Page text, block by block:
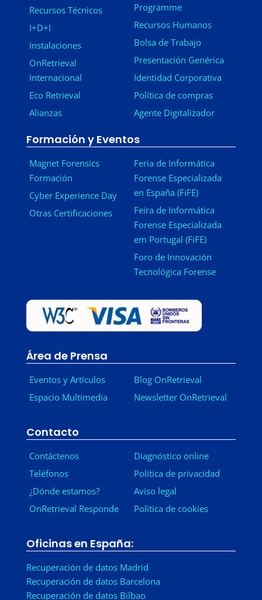
Recursos Técnicos
I+D+I
Instalaciones
OnRetrieval
Internacional
Eco Retrieval
Alianzas
Programme
Recursos Humanos
Bolsa de Trabajo
Presentación Genérica
Identidad Corporativa
Política de compras
Agente Digitalizador
Formación y Eventos
Magnet Forensics
Formación
Cyber Experience Day
Otras Certificaciones
Feria de Informática
Forense Especializada
en España (FiFE)
Feira de Informática
Forense Especializada
em Portugal (FiFE)
Foro de Innovación
Tecnológica Forense
Área de Prensa
Eventos y Artículos
Espacio Multimedia
Blog OnRetrieval
Newsletter OnRetrieval
Contacto
Contáctenos
Teléfonos
¿Dónde estamos?
OnRetrieval Responde
Diagnóstico online
Política de privacidad
Aviso legal
Política de cookies
Oficinas en España:
Recuperación de datos Madrid
Recuperación de datos Barcelona
Recuperación de datos Bilbao